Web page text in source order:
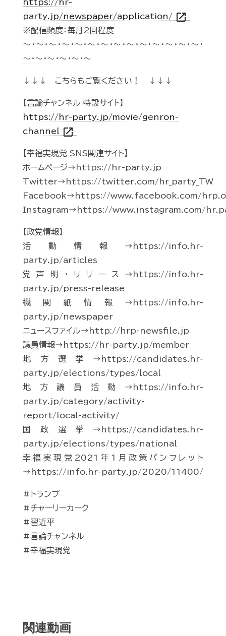
https://hr-
party.jp/newspaper/application/ open_in_new
※配信頻度：毎月2回程度
～・～・～・～・～・～・～・～・～・～・～・～・～・～・
～・～・～・～・～・～
↓↓↓ こちらもご覧ください！ ↓↓↓
【言論チャンネル 特設サイト】
https://hr-party.jp/movie/genron-
channel open_in_new
【幸福実現党 SNS関連サイト】
ホームページ→https://hr-party.jp
Twitter→https://twitter.com/hr_party_TW
Facebook→https://www.facebook.com/
Instagram→https://www.instagram.com/
【政党情報】
活動情報→https://info.hr-
party.jp/articles
党声明・リリース→https://info.hr-
party.jp/press-release
機関紙情報→https://info.hr-
party.jp/newspaper
ニュースファイル→http://hrp-newsfile.jp
議員情報→https://hr-party.jp/member
地方選挙→https://candidates.hr-
party.jp/elections/types/local
地方議員活動→https://info.hr-
party.jp/category/activity-
report/local-activity/
国政選挙→https://candidates.hr-
party.jp/elections/types/national
幸福実現党2021年1月政策パンフレット
→https://info.hr-party.jp/2020/11400/
#トランプ
#チャーリーカーク
#習近平
#言論チャンネル
#幸福実現党
関連動画